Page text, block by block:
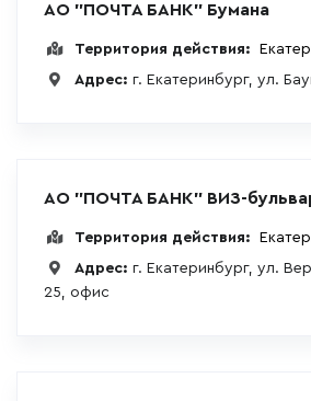
АО "ПОЧТА БАНК" Бумана
Территория действия:
Адрес: г. Екатеринбург, ул.
АО "ПОЧТА БАНК" ВИЗ-
Территория действия:
Адрес: г. Екатеринбург, ул.
25, офис